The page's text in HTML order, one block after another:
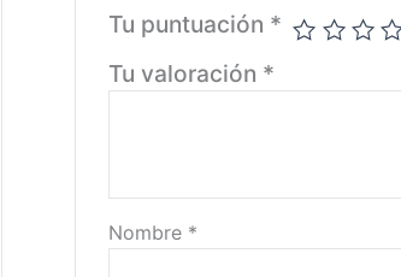
Tu puntuación *
Tu valoración *
Nombre *